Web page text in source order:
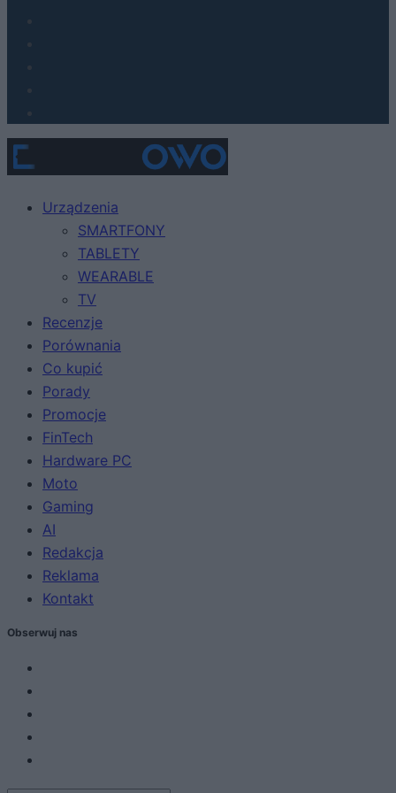
Urządzenia
SMARTFONY
TABLETY
WEARABLE
TV
Recenzje
Porównania
Co kupić
Porady
Promocje
FinTech
Hardware PC
Moto
Gaming
AI
Redakcja
Reklama
Kontakt
Obserwuj nas